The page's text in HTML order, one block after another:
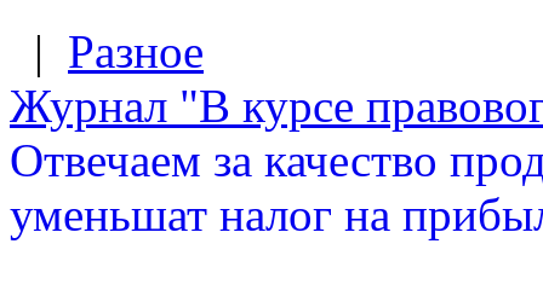
| Разное
Журнал "В курсе
Отвечаем за качество
уменьшат налог на